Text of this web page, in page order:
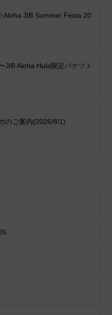
JIB Summer Festa 20
JIB Aloha Hula限定バケツト
のご案内(2026/8/1)